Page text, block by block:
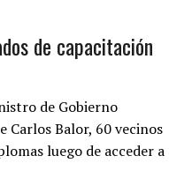
de capacitación
de Gobierno
Carlos Balor, 60 vecinos
luego de acceder a